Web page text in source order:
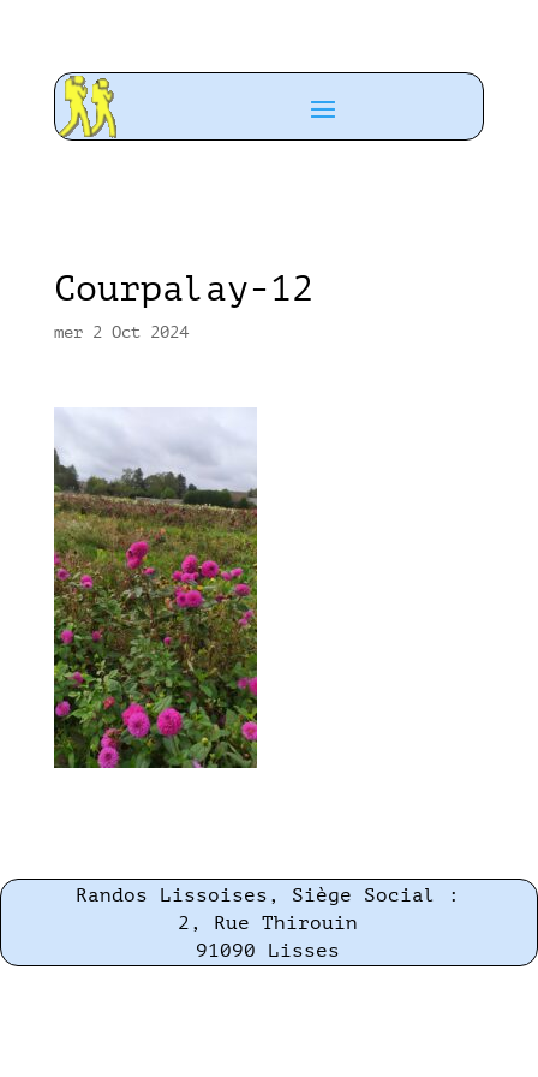
Courpalay-12
mer 2 Oct 2024
Randos Lissoises, Siège Social :
2, Rue Thirouin
91090 Lisses